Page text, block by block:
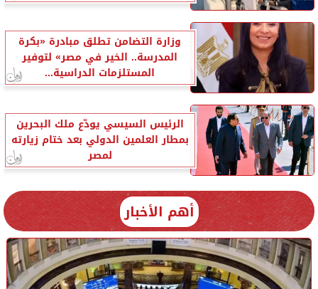
وزارة التضامن تطلق مبادرة «بكرة
المدرسة.. الخير في مصر» لتوفير
المستلزمات الدراسية...
الرئيس السيسي يودّع ملك البحرين
بمطار العلمين الدولي بعد ختام زيارته
لمصر
أهم الأخبار